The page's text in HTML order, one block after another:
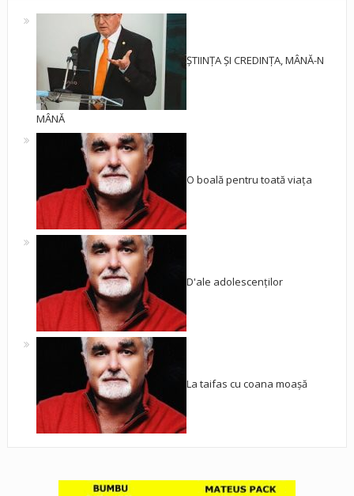
ȘTIINȚA ȘI CREDINȚA, MÂNĂ-N
MÂNĂ
O boală pentru toată viața
D'ale adolescenților
La taifas cu coana moașă